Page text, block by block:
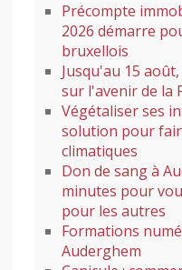
Précompte
2026 démarre
bruxellois
Jusqu'au 15
sur l'avenir de la
Végétaliser ses
solution pour
climatiques
Don de sang à
minutes pour
pour les autres
Formations
Auderghem